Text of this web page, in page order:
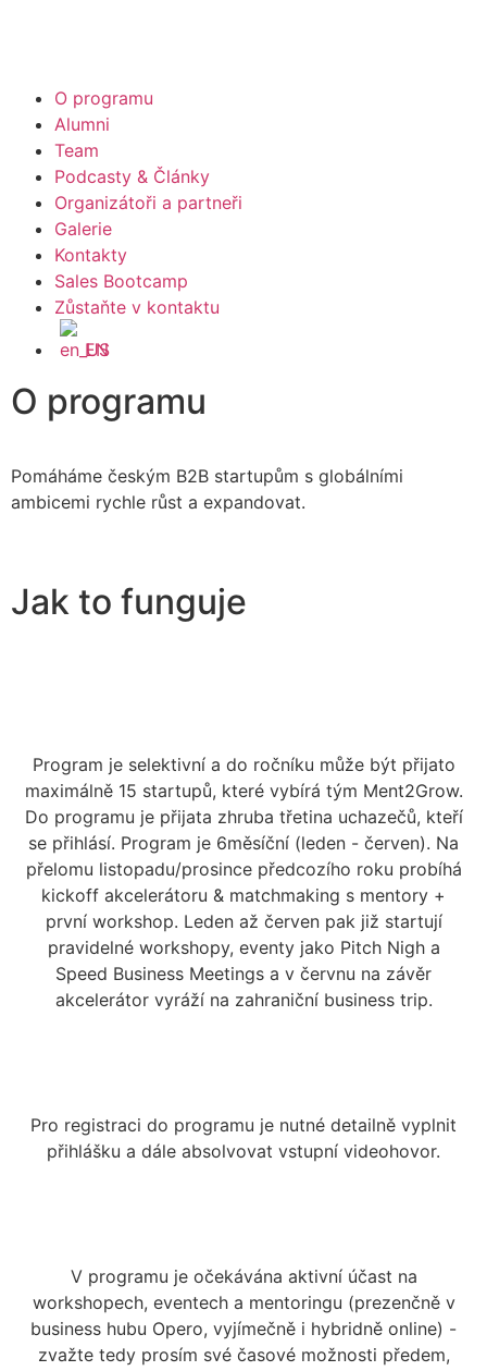
O programu
Alumni
Team
Podcasty & Články
Organizátoři a partneři
Galerie
Kontakty
Sales Bootcamp
Zůstaňte v kontaktu
EN
O programu
Pomáháme českým B2B startupům s globálními
ambicemi rychle růst a expandovat.
Jak to funguje
Program je selektivní a do ročníku může být přijato
maximálně 15 startupů, které vybírá tým Ment2Grow.
Do programu je přijata zhruba třetina uchazečů, kteří
se přihlásí. Program je 6měsíční (leden - červen). Na
přelomu listopadu/prosince předcozího roku probíhá
kickoff akcelerátoru & matchmaking s mentory +
první workshop. Leden až červen pak již startují
pravidelné workshopy, eventy jako Pitch Nigh a
Speed Business Meetings a v červnu na závěr
akcelerátor vyráží na zahraniční business trip.
Pro registraci do programu je nutné detailně vyplnit
přihlášku a dále absolvovat vstupní videohovor.
V programu je očekávána aktivní účast na
workshopech, eventech a mentoringu (prezenčně v
business hubu Opero, vyjímečně i hybridně online) -
zvažte tedy prosím své časové možnosti předem,